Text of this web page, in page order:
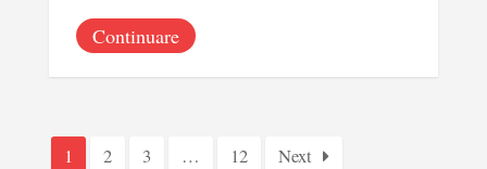
Continuare
1 2 3 … 12 Next